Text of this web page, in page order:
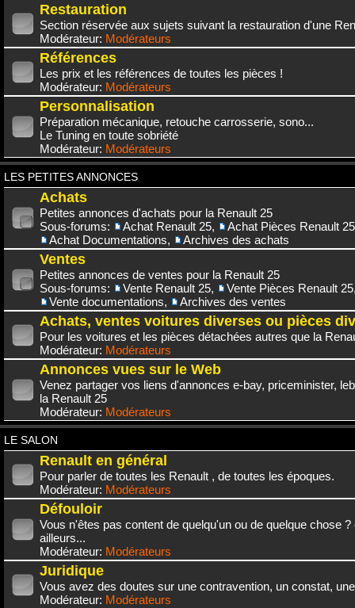
Restauration
Section réservée aux sujets suivant la restauration d'une
Modérateur: Modérateurs
Références
Les prix et les références de toutes les pièces !
Modérateur: Modérateurs
Personnalisation
Préparation mécanique, retouche carrosserie, sono...
Le Tuning en toute sobriété
Modérateur: Modérateurs
LES PETITES ANNONCES
Achats
Petites annonces d'achats pour la Renault 25
Sous-forums:
Achat Renault 25,
Achat Pièces Renault 25
Achat Documentations, Archives des achats
Ventes
Petites annonces de ventes pour la Renault 25
Sous-forums:
Vente Renault 25, Vente Pièces Renault 25
Vente documentations, Archives des ventes
Achats, ventes voitures diverses ou pièces
Pour les voitures et les pièces détachées autres que la
Modérateur: Modérateurs
Annonces vues sur le Web
Venez partager vos liens d'annonces e-bay, priceminister,
la Renault 25
Modérateur: Modérateurs
LE SALON
Renault en général
Pour parler de toutes les Renault , de toutes les époques.
Modérateur: Modérateurs
Défouloir
Vous n'êtes pas content de quelqu'un ou de quelque chose
ailleurs...
Modérateur: Modérateurs
Juridique
Vous avez des doutes sur une contravention, un constat,
Modérateur: Modérateurs